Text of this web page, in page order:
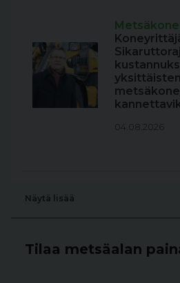
yksittäisten
04.08.2026
Näytä lisää
Tilaa metsäalan